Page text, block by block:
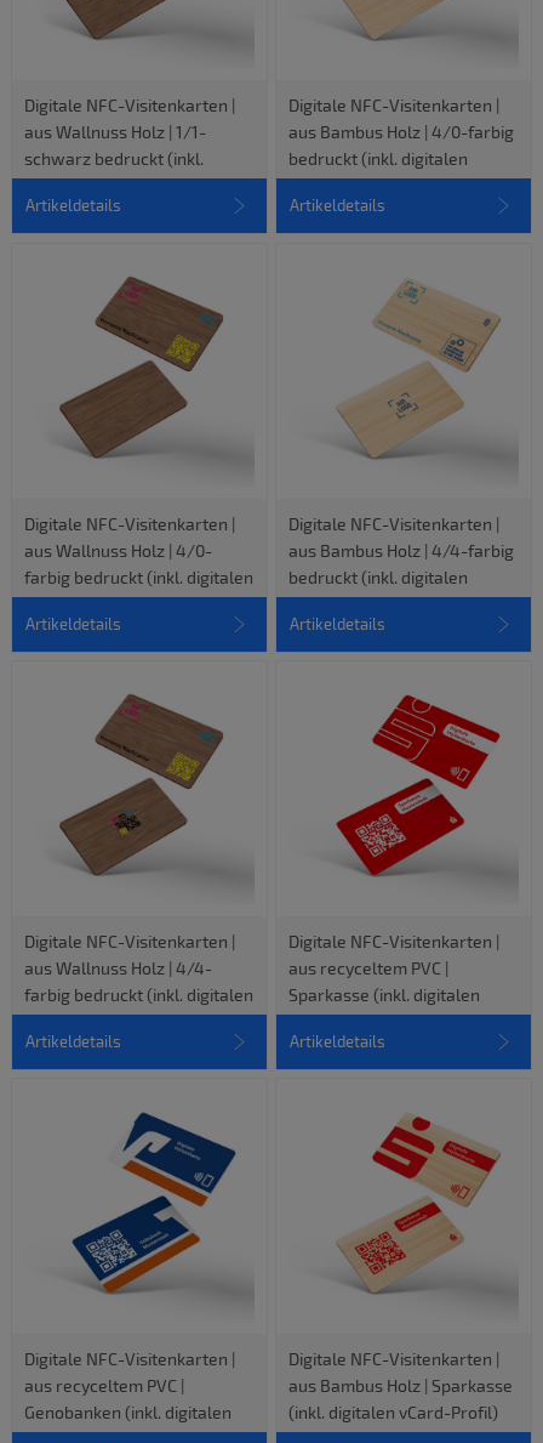
Digitale NFC-Visitenkarten |
aus Wallnuss Holz | 1/1-
schwarz bedruckt (inkl.
digitalen vCard-Profil)
Artikeldetails
Digitale NFC-Visitenkarten |
aus Bambus Holz | 4/0-farbig
bedruckt (inkl. digitalen
vCard-Profil)
Artikeldetails
Digitale NFC-Visitenkarten |
aus Wallnuss Holz | 4/0-
farbig bedruckt (inkl. digitalen
vCard-Profil)
Artikeldetails
Digitale NFC-Visitenkarten |
aus Bambus Holz | 4/4-farbig
bedruckt (inkl. digitalen
vCard-Profil)
Artikeldetails
Digitale NFC-Visitenkarten |
aus Wallnuss Holz | 4/4-
farbig bedruckt (inkl. digitalen
vCard-Profil)
Artikeldetails
Digitale NFC-Visitenkarten |
aus recyceltem PVC |
Sparkasse (inkl. digitalen
vCard-Profil)
Artikeldetails
Digitale NFC-Visitenkarten |
aus recyceltem PVC |
Genobanken (inkl. digitalen
Digitale NFC-Visitenkarten |
aus Bambus Holz | Sparkasse
(inkl. digitalen vCard-Profil)